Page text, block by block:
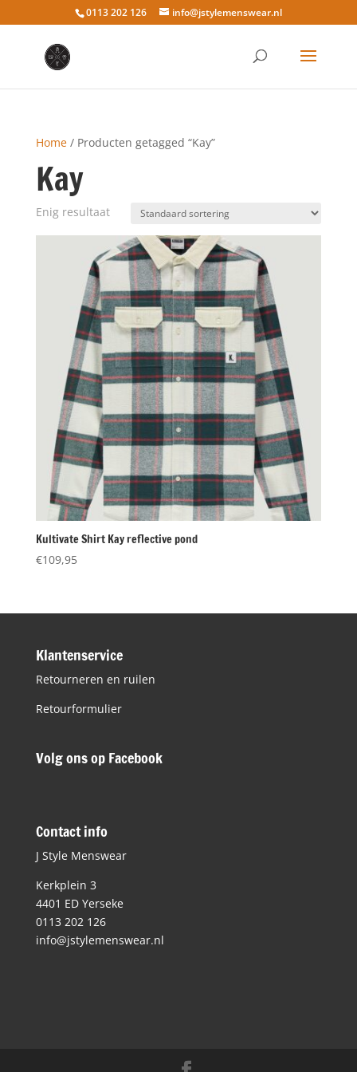
0113 202 126 info@jstylemenswear.nl
Home/ Producten getagged “Kay”
Kay
Enig resultaat
Kultivate Shirt Kay reflective pond
€109,95
Klantenservice
Retourneren en ruilen
Retourformulier
Volg ons op Facebook
Contact info
J Style Menswear
Kerkplein 3
4401 ED Yerseke
0113 202 126
info@jstylemenswear.nl